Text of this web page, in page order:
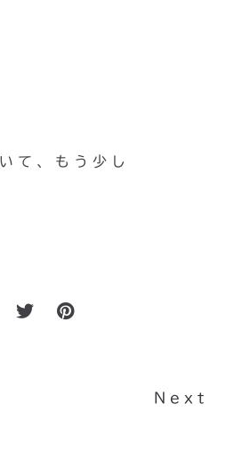
て、もう少し
Next